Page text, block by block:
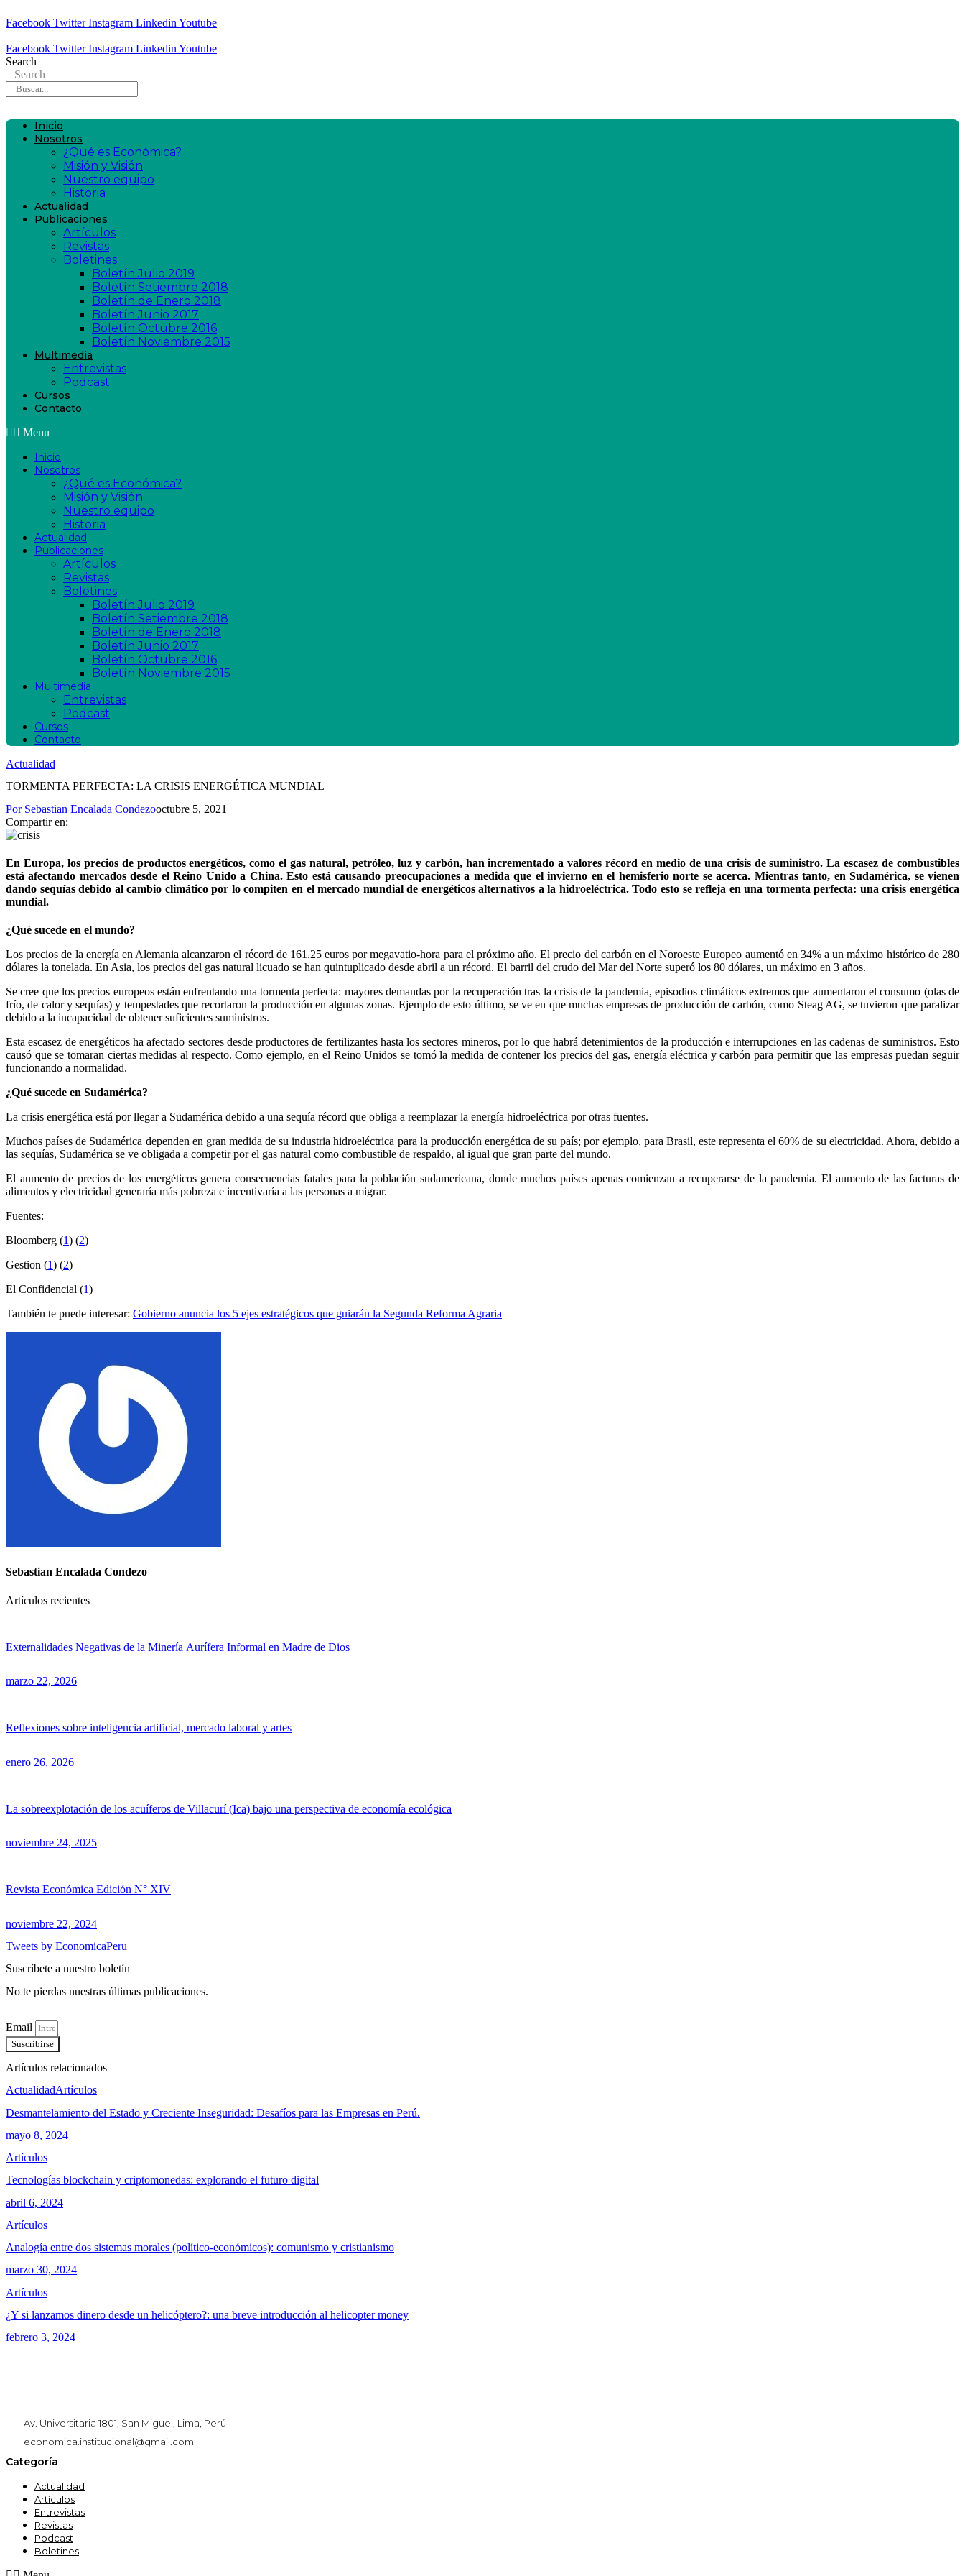
Facebook Twitter Instagram Linkedin Youtube
Facebook Twitter Instagram Linkedin Youtube
Search
Search
Inicio
Nosotros
¿Qué es Económica?
Misión y Visión
Nuestro equipo
Historia
Actualidad
Publicaciones
Artículos
Revistas
Boletines
Boletín Julio 2019
Boletín Setiembre 2018
Boletín de Enero 2018
Boletín Junio 2017
Boletín Octubre 2016
Boletín Noviembre 2015
Multimedia
Entrevistas
Podcast
Cursos
Contacto
Menu
Inicio
Nosotros
¿Qué es Económica?
Misión y Visión
Nuestro equipo
Historia
Actualidad
Publicaciones
Artículos
Revistas
Boletines
Boletín Julio 2019
Boletín Setiembre 2018
Boletín de Enero 2018
Boletín Junio 2017
Boletín Octubre 2016
Boletín Noviembre 2015
Multimedia
Entrevistas
Podcast
Cursos
Contacto
Actualidad
TORMENTA PERFECTA: LA CRISIS ENERGÉTICA MUNDIAL
PorSebastian Encalada Condezooctubre 5, 2021
Compartir en:
En Europa, los precios de productos energéticos, como el gas natural, petróleo, luz y carbón, han incrementado a valores récord en medio de una crisis de suministro. La escasez de combustibles
está afectando mercados desde el Reino Unido a China. Esto está causando preocupaciones a medida que el invierno en el hemisferio norte se acerca. Mientras tanto, en Sudamérica, se vienen
dando sequías debido al cambio climático por lo compiten en el mercado mundial de energéticos alternativos a la hidroeléctrica. Todo esto se refleja en una tormenta perfecta: una crisis energética
mundial.
¿Qué sucede en el mundo?
Los precios de la energía en Alemania alcanzaron el récord de 161.25 euros por megavatio-hora para el próximo año. El precio del carbón en el Noroeste Europeo aumentó en 34% a un máximo histórico de 280
dólares la tonelada. En Asia, los precios del gas natural licuado se han quintuplicado desde abril a un récord. El barril del crudo del Mar del Norte superó los 80 dólares, un máximo en 3 años.
Se cree que los precios europeos están enfrentando una tormenta perfecta: mayores demandas por la recuperación tras la crisis de la pandemia, episodios climáticos extremos que aumentaron el consumo (olas de
frío, de calor y sequías) y tempestades que recortaron la producción en algunas zonas. Ejemplo de esto último, se ve en que muchas empresas de producción de carbón, como Steag AG, se tuvieron que paralizar
debido a la incapacidad de obtener suficientes suministros.
Esta escasez de energéticos ha afectado sectores desde productores de fertilizantes hasta los sectores mineros, por lo que habrá detenimientos de la producción e interrupciones en las cadenas de suministros. Esto
causó que se tomaran ciertas medidas al respecto. Como ejemplo, en el Reino Unidos se tomó la medida de contener los precios del gas, energía eléctrica y carbón para permitir que las empresas puedan seguir
funcionando a normalidad.
¿Qué sucede en Sudamérica?
La crisis energética está por llegar a Sudamérica debido a una sequía récord que obliga a reemplazar la energía hidroeléctrica por otras fuentes.
Muchos países de Sudamérica dependen en gran medida de su industria hidroeléctrica para la producción energética de su país; por ejemplo, para Brasil, este representa el 60% de su electricidad. Ahora, debido a
las sequías, Sudamérica se ve obligada a competir por el gas natural como combustible de respaldo, al igual que gran parte del mundo.
El aumento de precios de los energéticos genera consecuencias fatales para la población sudamericana, donde muchos países apenas comienzan a recuperarse de la pandemia. El aumento de las facturas de
alimentos y electricidad generaría más pobreza e incentivaría a las personas a migrar.
Fuentes:
Bloomberg (1) (2)
Gestion (1) (2)
El Confidencial (1)
También te puede interesar: Gobierno anuncia los 5 ejes estratégicos que guiarán la Segunda Reforma Agraria
Sebastian Encalada Condezo
Artículos recientes
Externalidades Negativas de la Minería Aurífera Informal en Madre de Dios
marzo 22, 2026
Reflexiones sobre inteligencia artificial, mercado laboral y artes
enero 26, 2026
La sobreexplotación de los acuíferos de Villacurí (Ica) bajo una perspectiva de economía ecológica
noviembre 24, 2025
Revista Económica Edición N° XIV
noviembre 22, 2024
Tweets by EconomicaPeru
Suscríbete a nuestro boletín
No te pierdas nuestras últimas publicaciones.
Email
Suscribirse
Artículos relacionados
ActualidadArtículos
Desmantelamiento del Estado y Creciente Inseguridad: Desafíos para las Empresas en Perú.
mayo 8, 2024
Artículos
Tecnologías blockchain y criptomonedas: explorando el futuro digital
abril 6, 2024
Artículos
Analogía entre dos sistemas morales (político-económicos): comunismo y cristianismo
marzo 30, 2024
Artículos
¿Y si lanzamos dinero desde un helicóptero?: una breve introducción al helicopter money
febrero 3, 2024
Av. Universitaria 1801, San Miguel, Lima, Perú
economica.institucional@gmail.com
Categoría
Actualidad
Artículos
Entrevistas
Revistas
Podcast
Boletines